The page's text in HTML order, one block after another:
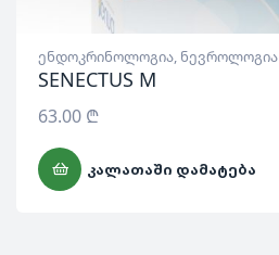
ენდოკრინოლოგია ნევროლოგია
SENECTUS M
63.00 ₾
ᲙᲐᲚᲐᲗᲐᲨᲘ ᲓᲐᲛᲐᲢᲔᲑᲐ